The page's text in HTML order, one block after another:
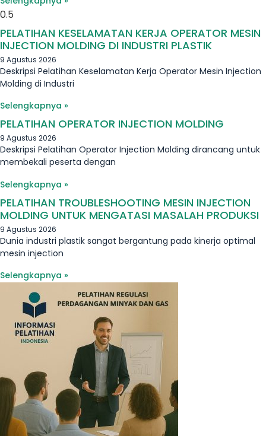
PELATIHAN KESELAMATAN KERJA OPERATOR MESIN
INJECTION MOLDING DI INDUSTRI PLASTIK
9 Agustus 2026
Deskripsi Pelatihan Keselamatan Kerja Operator Mesin Injection
Molding di Industri
Selengkapnya »
PELATIHAN OPERATOR INJECTION MOLDING
9 Agustus 2026
Deskripsi Pelatihan Operator Injection Molding dirancang untuk
membekali peserta dengan
Selengkapnya »
PELATIHAN TROUBLESHOOTING MESIN INJECTION
MOLDING UNTUK MENGATASI MASALAH PRODUKSI
9 Agustus 2026
Dunia industri plastik sangat bergantung pada kinerja optimal
mesin injection
Selengkapnya »